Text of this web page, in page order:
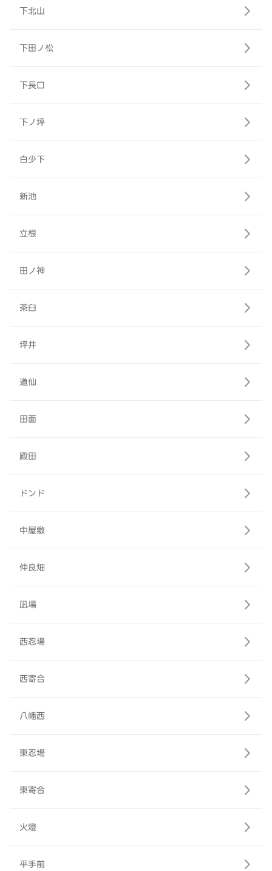
下北山
下田ノ松
下長口
下ノ坪
白少下
新池
立根
田ノ神
茶臼
坪井
道仙
田面
殿田
ドンド
中屋敷
仲良畑
凪場
西忍場
西寄合
八幡西
東忍場
東寄合
火燈
平手前